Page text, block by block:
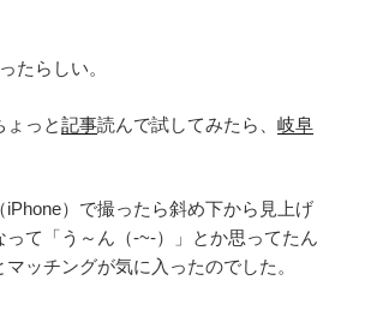
たらしい。
ょっと記事読んで試してみたら、 岐阜
iPhone）で撮ったら斜め下から見上げ
って「う～ん（-~-）」とか思ってたん
ッチングが気に入ったのでした。